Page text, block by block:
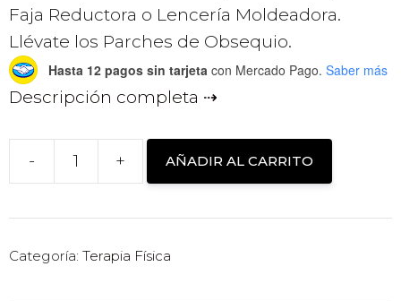
Faja Reductora o Lencería Moldeadora.
Llévate los Parches de Obsequio.
Hasta 12 pagos sin tarjeta con Mercado Pago. Saber más
Descripción completa
-
PARCHES
QUEMAR
+ AÑADIR AL CARRITO
Categoría: Terapia Física